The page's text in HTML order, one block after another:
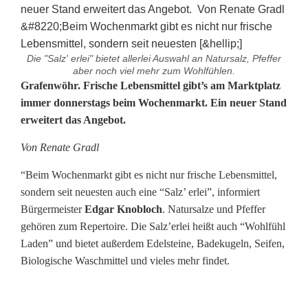
Die "Salz' erlei" bietet allerlei Auswahl an Natursalz, Pfeffer
aber noch viel mehr zum Wohlfühlen.
A
b
j
e
t
z
t
Grafenwöhr. Frische Lebensmittel gibt’s am Marktplatz
immer donnerstags beim Wochenmarkt. Ein neuer Stand
erweitert das Angebot.
Von Renate Gradl
“Beim Wochenmarkt gibt es nicht nur frische Lebensmittel,
sondern seit neuesten auch eine “Salz’ erlei”, informiert
BürgermeisterEdgar Knobloch. Natursalze und Pfeffer
gehören zum Repertoire. Die Salz’erlei heißt auch “Wohlfühl
Laden” und bietet außerdem Edelsteine, Badekugeln, Seifen,
Biologische Waschmittel und vieles mehr findet.